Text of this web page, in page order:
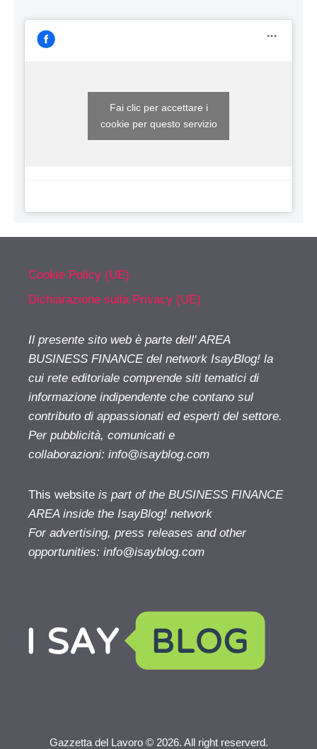
Fai clic per accettare i
cookie per questo servizio
Cookie Policy (UE)
Dichiarazione sulla Privacy (UE)
Il presente sito web è parte dell' AREA
BUSINESS FINANCE del network IsayBlog! la
cui rete editoriale comprende siti tematici di
informazione indipendente che contano sul
contributo di appassionati ed esperti del settore.
Per pubblicità, comunicati e
collaborazioni: info@isayblog.com
This website is part of the BUSINESS FINANCE
AREA inside the IsayBlog! network
For advertising, press releases and other
opportunities: info@isayblog.com
Gazzetta del Lavoro © 2026. All right reserverd.